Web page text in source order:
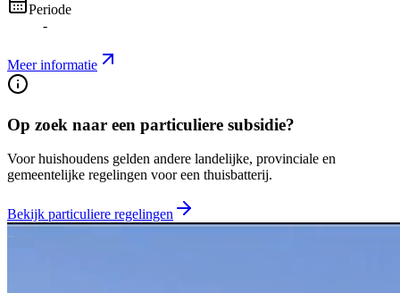
Periode
-
Meer informatie
Op zoek naar een particuliere subsidie?
Voor huishoudens gelden andere landelijke, provinciale en
gemeentelijke regelingen voor een thuisbatterij.
Bekijk particuliere regelingen